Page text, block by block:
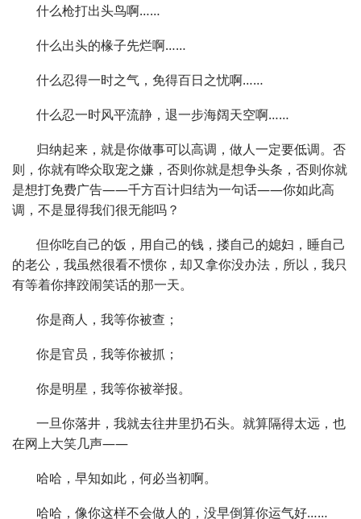
什么枪打出头鸟啊……
什么出头的椽子先烂啊……
什么忍得一时之气，免得百日之忧啊……
什么忍一时风平流静，退一步海阔天空啊……
归纳起来，就是你做事可以高调，做人一定要低调。否
则，你就有哗众取宠之嫌，否则你就是想争头条，否则你就
是想打免费广告——千方百计归结为一句话——你如此高
调，不是显得我们很无能吗？
但你吃自己的饭，用自己的钱，搂自己的媳妇，睡自己
的老公，我虽然很看不惯你，却又拿你没办法，所以，我只
有等着你摔跤闹笑话的那一天。
你是商人，我等你被查；
你是官员，我等你被抓；
你是明星，我等你被举报。
一旦你落井，我就去往井里扔石头。就算隔得太远，也
在网上大笑几声——
哈哈，早知如此，何必当初啊。
哈哈，像你这样不会做人的，没早倒算你运气好……